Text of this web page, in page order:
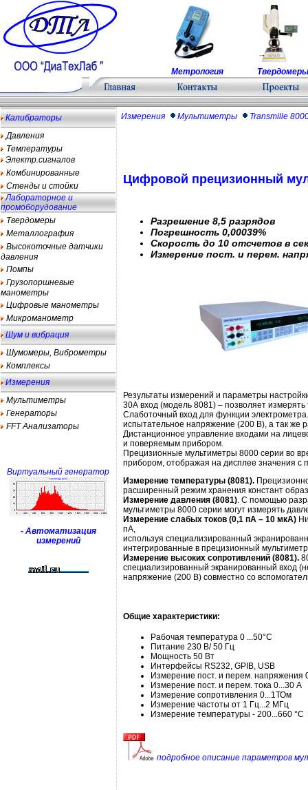
Метрология Твердомеры
Калибраторы
Давления
Температуры
Электр.сигналов
Комбинированные
Стенды и стойки
Лабораторное и
промоборудование
Твердомеры
Металлография
Высокоточные датчики
давления
Помпы
Грузопоршневые
манометры
Цифровые манометры
Микроманометр
Шум и вибрация
Шумомеры, Виброметры
Комплексы
Измерения
Мультиметры
Генераторы
FFT Анализаторы
Виртуальный генератор
- Автоматизация
измерений
Измерения Мультиметры Transmille
Цифровой прецизионный
Разрешение 8,5 разрядов
Погрешность 0,00039%
Скорость до 10 отсчетов в
Измерение пост. и перем.
Результаты измерений и параметры
30А вход (модель 8081) – позволяет
Слаботочный вход для функции
испытательное напряжение (200 В), а так же
Дистанционное управление входами на
и поверяемым прибором.
Прецизионные мультиметры 8000 серии во
прибором, отображая на дисплее значения с
Измерение температуры (8081).
расширенный режим хранения констант
Измерение давления (8081). С помощью
мультиметры 8000 серии могут измерять
Измерение слабых токов (0,1 пА – 10 мкА)
пА,
используя специализированный
интегрированные в прецизионный
Измерение высоких сопротивлений (8081).
специализированный экранированный вход
напряжение (200 В) совместно со
Общие характеристики:
Рабочая температура 0 ...50°С
Питание 230 В/ 50 Гц
Мощность 50 Вт
Интерфейсы RS232, GPIB, USB
Измерение пост. и перем. напряжения
Измерение пост. и перем. тока 0...30 А
Измерение сопротивления 0...1ТОм
Измерение частоты от 1 Гц...2 МГц
Измерение температуры - 200...660 °C
подробное описание параметров